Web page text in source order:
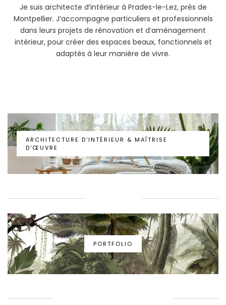
Je suis architecte d’intérieur à Prades-le-Lez, près de
Montpellier. J’accompagne particuliers et professionnels
dans leurs projets de rénovation et d’aménagement
intérieur, pour créer des espaces beaux, fonctionnels et
adaptés à leur manière de vivre.
ARCHITECTURE D'INTÉRIEUR & MAÎTRISE
D'ŒUVRE
PORTFOLIO